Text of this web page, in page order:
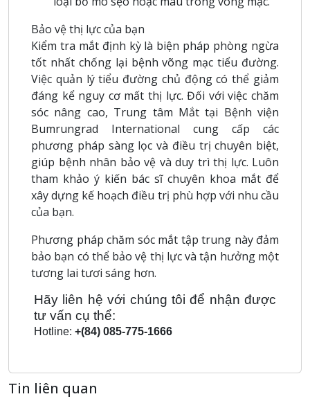
Bảo vệ thị lực của bạn
Kiểm tra mắt định kỳ là biện pháp phòng ngừa
tốt nhất chống lại bệnh võng mạc tiểu đường.
Việc quản lý tiểu đường chủ động có thể giảm
đáng kể nguy cơ mất thị lực. Đối với việc chăm
sóc nâng cao, Trung tâm Mắt tại Bệnh viện
Bumrungrad International cung cấp các
phương pháp sàng lọc và điều trị chuyên biệt,
giúp bệnh nhân bảo vệ và duy trì thị lực. Luôn
tham khảo ý kiến bác sĩ chuyên khoa mắt để
xây dựng kế hoạch điều trị phù hợp với nhu cầu
của bạn.
Phương pháp chăm sóc mắt tập trung này đảm
bảo bạn có thể bảo vệ thị lực và tận hưởng một
tương lai tươi sáng hơn.
Hãy liên hệ với chúng tôi để nhận được
tư vấn cụ thể:
Hotline: +(84) 085-775-1666
Tin liên quan